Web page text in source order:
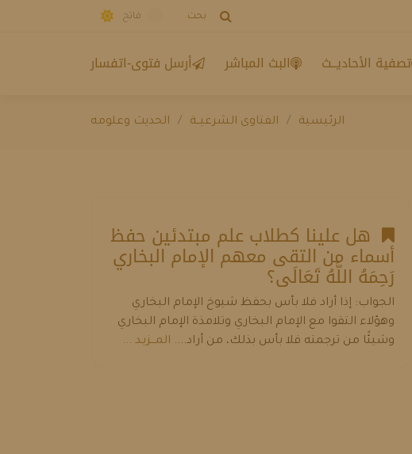
بحث فاتح
تصفية الأحاديــث البث المباشر أرسل فتوى-اتفسار
الرئيسية الفتاوى الشرعيــة الحديث وعلومه
هل علينا كطلاب علم مبتدئين حفظ
أسماء من التقى معهم الإمام البخاري
رَحِمَهُ اللَّهُ تَعَالَى؟
الجواب: إذا أراد فلا بأس بحفظ شيوخ الإمام البخاري
وهؤلاء التقوا مع الإمام البخاري وتلامذة الإمام البخاري
وشيئًا من ترجمته فلا بأس بذلك، من أراد.... المـــزيـد ...